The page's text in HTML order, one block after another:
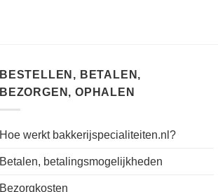
BESTELLEN, BETALEN,
BEZORGEN, OPHALEN
Hoe werkt bakkerijspecialiteiten.nl?
Betalen, betalingsmogelijkheden
Bezorgkosten